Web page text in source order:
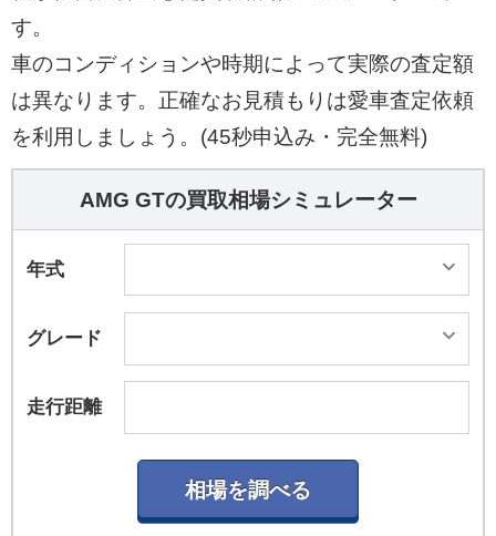
発生する。また、高負荷走行時にもパワートレー
ンが高温にならないよう、左右のフロントホイー
ルアーチに2基のラジエターを配置。冷却性能を
高めることで、サーキットでのタイムアップに貢
献する。 ボディカラーは、「AMG グリーンヘル
マグノ（マット）」を含む標準4色、有償オプシ
ョン6色の全10色をラインナップしている。
す。
車のコンディションや時期によって実際の査定額
は異なります。正確なお見積もりは愛車査定依頼
を利用しましょう。(45秒申込み・完全無料)
AMG GTの買取相場シミュレーター
年式
グレード
走行距離